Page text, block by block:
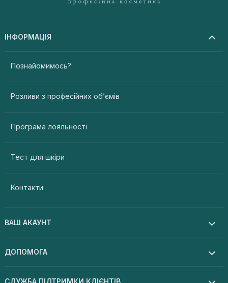
ІНФОРМАЦІЯ
Познайомимось?
Розливи з професійних об’ємів
Програма лояльності
Тест для шкіри
Контакти
ВАШ АКАУНТ
ДОПОМОГА